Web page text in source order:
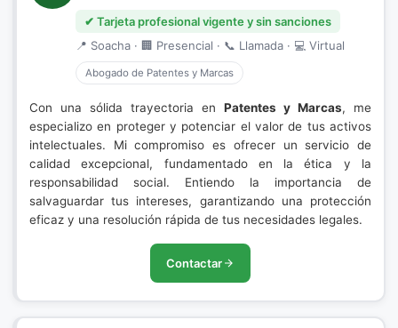
✔ Tarjeta profesional vigente y sin sanciones
📍 Soacha · 🏢 Presencial · 📞 Llamada · 💻 Virtual
Abogado de Patentes y Marcas
Con una sólida trayectoria en Patentes y Marcas, me
especializo en proteger y potenciar el valor de tus activos
intelectuales. Mi compromiso es ofrecer un servicio de
calidad excepcional, fundamentado en la ética y la
responsabilidad social. Entiendo la importancia de
salvaguardar tus intereses, garantizando una protección
eficaz y una resolución rápida de tus necesidades legales.
Contactar